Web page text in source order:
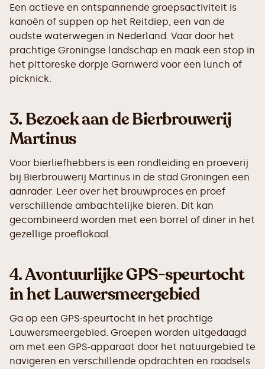
Een actieve en ontspannende groepsactiviteit is
kanoën of suppen op het Reitdiep, een van de
oudste waterwegen in Nederland. Vaar door het
prachtige Groningse landschap en maak een stop in
het pittoreske dorpje Garnwerd voor een lunch of
picknick.
3.Bezoek aan de Bierbrouwerij
Martinus
Voor bierliefhebbers is een rondleiding en proeverij
bij Bierbrouwerij Martinus in de stad Groningen een
aanrader. Leer over het brouwproces en proef
verschillende ambachtelijke bieren. Dit kan
gecombineerd worden met een borrel of diner in het
gezellige proeflokaal.
4.Avontuurlijke GPS-speurtocht
in het Lauwersmeergebied
Ga op een GPS-speurtocht in het prachtige
Lauwersmeergebied. Groepen worden uitgedaagd
om met een GPS-apparaat door het natuurgebied te
navigeren en verschillende opdrachten en raadsels